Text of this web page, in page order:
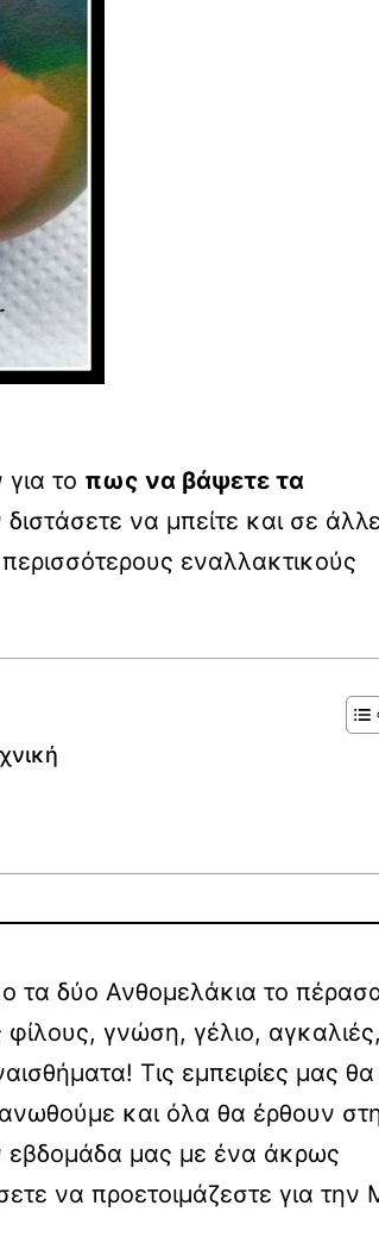
το πως να βάψετε τα
να μπείτε και σε
εναλλακτικούς
τα δύο Ανθομελάκια το
γνώση, γέλιο,
Τις εμπειρίες μας θα
και όλα θα έρθουν
εβδομάδα μας με ένα άκρως
να προετοιμάζεστε για την